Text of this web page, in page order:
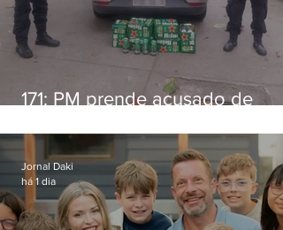
171: PM prende acusado de
Niterói
Jornal Daki
há 1 dia